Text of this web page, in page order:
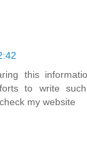
this
to write
my website